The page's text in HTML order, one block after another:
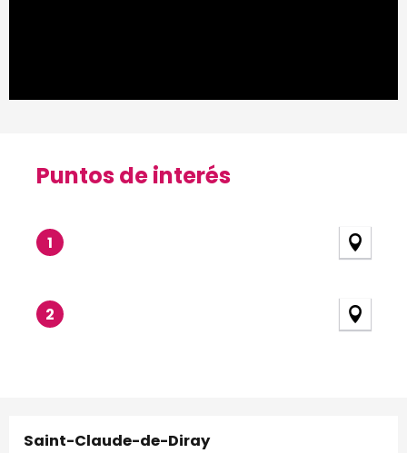
Puntos de interés
Puntos de interés
1
2
Saint-Claude-de-Diray